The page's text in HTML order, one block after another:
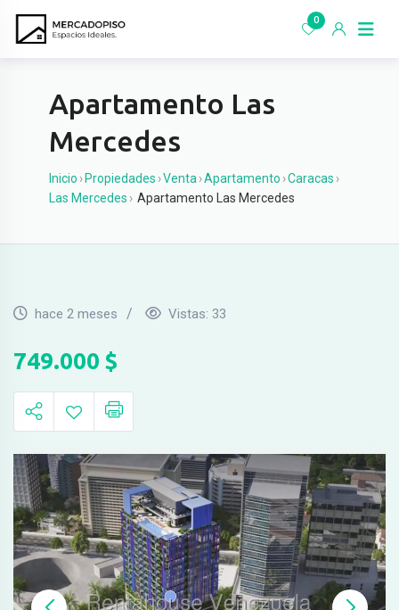
0
Apartamento Las
Mercedes
Inicio › Propiedades ›Venta ›Apartamento ›Caracas ›
Las Mercedes › Apartamento Las Mercedes
hace 2 meses Vistas: 33
749.000 $